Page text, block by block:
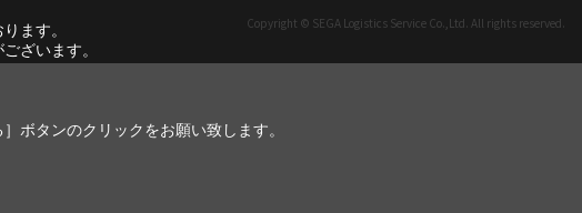
Copyright © SEGA Logistics Service Co.,Ltd. All rights reserved.
ます。
ざいます。
ボタンのクリックをお願い致します。